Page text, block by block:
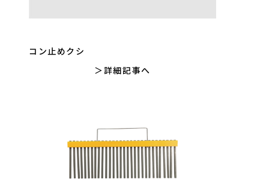
コン止めクシ
詳細記事へ